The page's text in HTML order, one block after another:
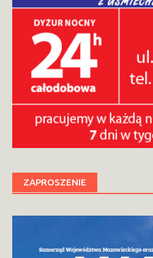
ZAPROSZENIE